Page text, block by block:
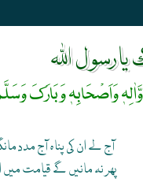
اللہ
وَاَصْحَابِہٖ وَبَارَکَ
آج لے ان کی پناہ آج مدد
پھر نہ مانیں گے قیامت میں